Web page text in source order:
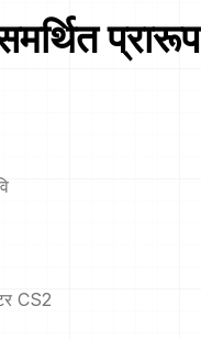
प्रारूप
CS2